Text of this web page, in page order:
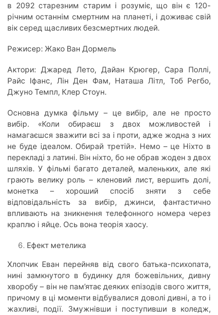
в 2092 старезним старим і розуміє, що він є 120-
річним останнім смертним на планеті, і доживає свій
вік серед щасливих безсмертних людей.
Режисер: Жако Ван Дормель
Актори: Джаред Лето, Дайан Крюгер, Сара Поллі,
Райс Іфанс, Лін Ден Фам, Наташа Літл, Тоб Регбо,
Джуно Темпл, Клер Стоун.
Основна думка фільму – це вибір, але не просто
вибір. «Коли обираєш з двох можливостей і
намагаєшся зважити всі за і проти, адже жодна з них
не буде ідеалом. Обирай третій». Немо – це Ніхто в
перекладі з латині. Він ніхто, бо не обрав жоден з двох
шляхів. У фільмі багато деталей, маленьких, але які
грають велику роль – кленовий лист, вершить долі,
монетка – хороший спосіб зняти з себе
відповідальність за вибір, джинси, фантастично
впливають на зникнення телефонного номера через
краплю і яйце. Ось вона теорія хаосу.
Ефект метелика
Хлопчик Еван перейняв від свого батька-психопата,
нині замкнутого в будинку для божевільних, дивну
хворобу – він не пам’ятає деяких епізодів свого життя,
причому в ці моменти відбувалися доволі дивні, а то і
жахливі, події. Змужнівши і поступивши в коледж,